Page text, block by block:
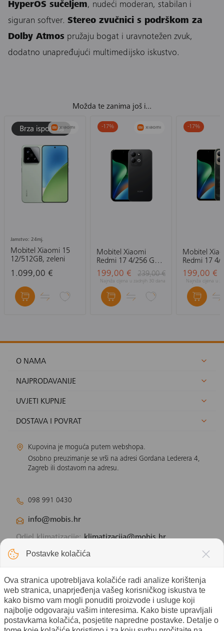
HyperOS sučeljem, nudeći moderan, stabilan i
siguran softver. Stereo zvučnici s podrškom za
Dolby Atmos pružaju bogat i uravnotežen zvuk,
dodatno unapređujući multimedijsko iskustvo.
Možda te zanima još i...
Jamstvo: 24mj.
Mobitel Xiaomi 15
12/512GB, zeleni
1.099,00 €
-17%
Mobitel Xiaomi
Redmi 17 4/256 GB,
crni
199,00 € 239,00 €
Najniža cijena u zadnjih 30 dana
-17%
Mobitel
Redmi 17 4/
zeleni
199,00 €
Najniža cijena u
O NAMA
NAJPRODAVANIJE
UVJETI KUPNJE
DOSTAVA I POVRAT
Kupovina je moguća putem webshopa.
Osobno preuzimanje se vrši na adresi Gordana Lederera 4,
Zagreb ili dostavom na adresu.
098 991 0430
info@mobis.hr
Odjel klimatizacije:klimatizacija@mobis.hr
Odjel solarnih panela:
Postavke kolačića
Ova stranica upotrebljava kolačiće radi analize korištenja
web stranica, unaprjeđenja vašeg korisničkog iskustva te
kako bismo vam mogli ponuditi proizvode i usluge koji
najbolje odgovaraju vašim interesima. Kako biste upravljali
postavkama kolačića, posjetite napredne postavke. Detalje o